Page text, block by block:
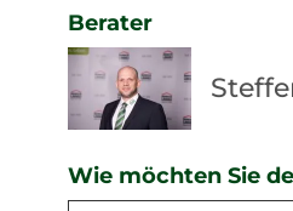
Berater
Wie möchten Sie